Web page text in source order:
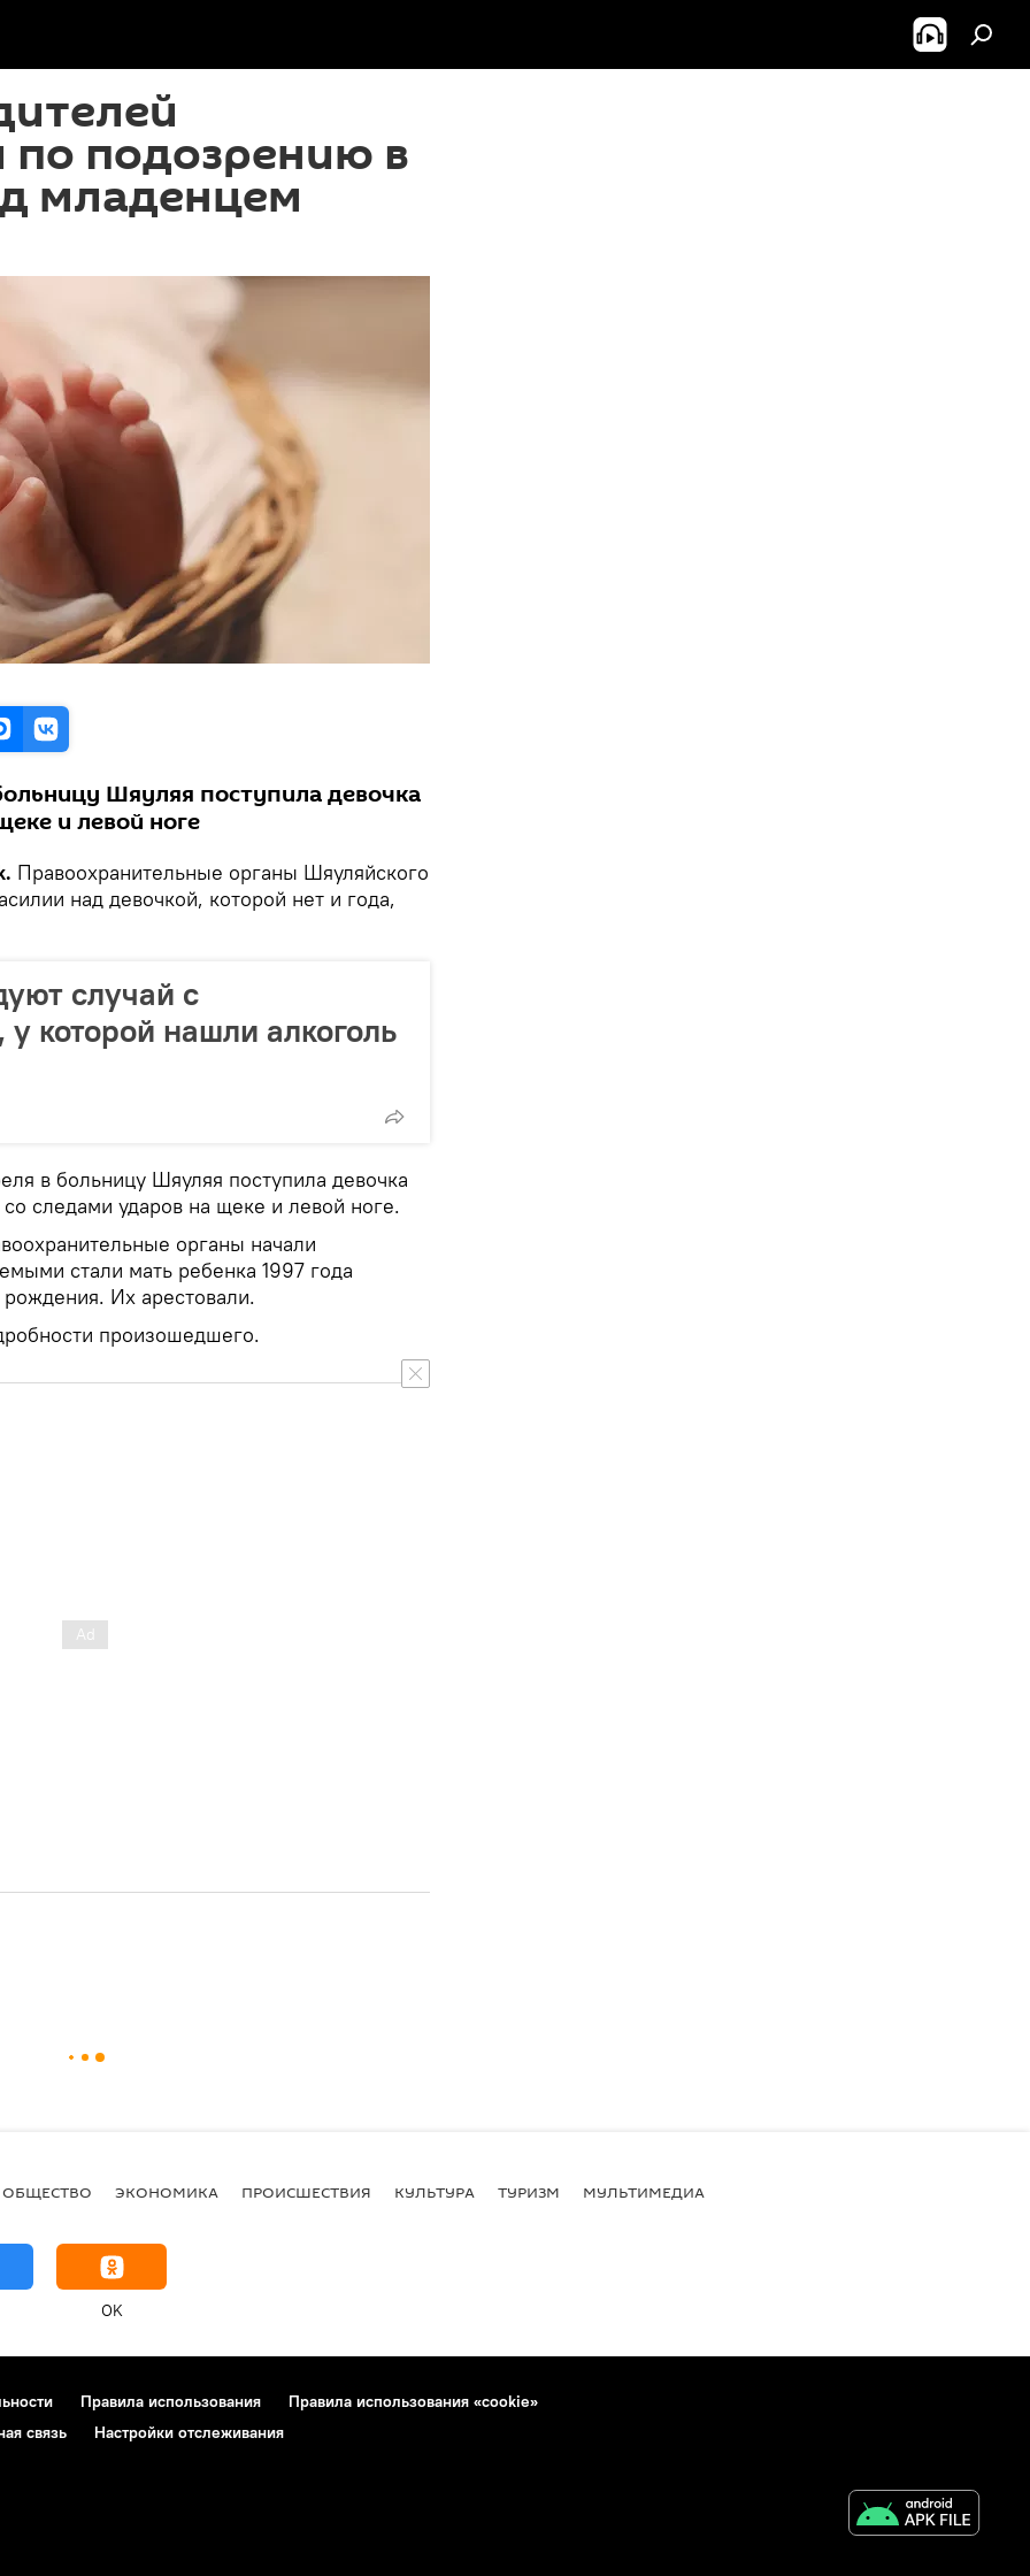
по подозрению в
младенцем
Шяуляя поступила девочка
и левой ноге
Правоохранительные органы Шяуляйского
над девочкой, которой нет и года,
случай с
которой нашли алкоголь
в больницу Шяуляя поступила девочка
следами ударов на щеке и левой ноге.
органы начали
стали мать ребенка 1997 года
Их арестовали.
произошедшего.
ОБЩЕСТВО ЭКОНОМИКА ПРОИСШЕСТВИЯ КУЛЬТУРА ТУРИЗМ МУЛЬТИМЕДИА
OK
Правила использования
Правила использования «cookie»
связь Настройки отслеживания